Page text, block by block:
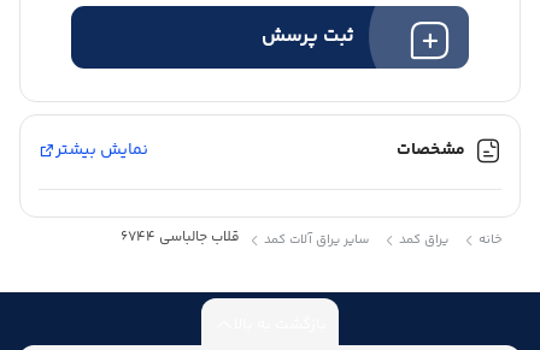
ثبت پرسش
مشخصات نمایش بیشتر
خانه یراق کمد سایر یراق آلات کمد قلاب جالباسی 6744